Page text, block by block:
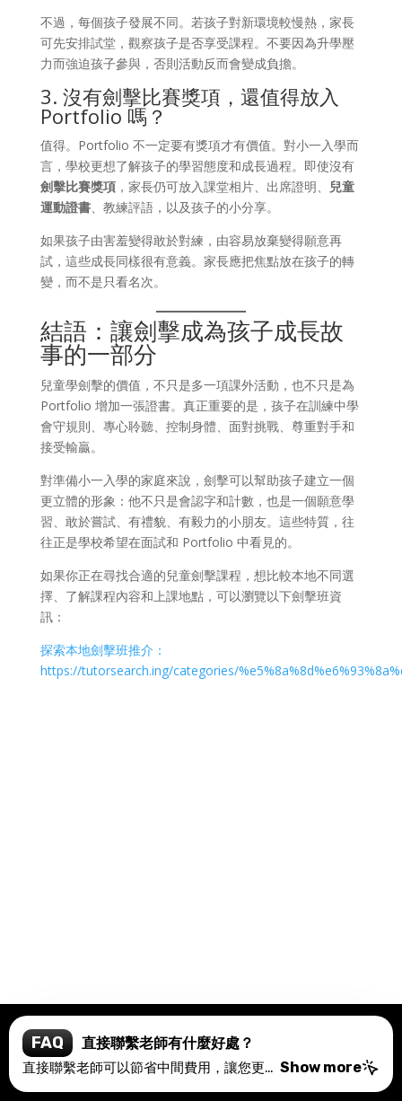
不過，每個孩子發展不同。若孩子對新環境較慢熱，家長
可先安排試堂，觀察孩子是否享受課程。不要因為升學壓
力而強迫孩子參與，否則活動反而會變成負擔。
3. 沒有劍擊比賽獎項，還值得放入
Portfolio 嗎？
值得。Portfolio 不一定要有獎項才有價值。對小一入學而
言，學校更想了解孩子的學習態度和成長過程。即使沒有
劍擊比賽獎項，家長仍可放入課堂相片、出席證明、
兒童
運動證書、教練評語，以及孩子的小分享。
如果孩子由害羞變得敢於對練，由容易放棄變得願意再
試，這些成長同樣很有意義。家長應把焦點放在孩子的轉
變，而不是只看名次。
結語：讓劍擊成為孩子成長故
事的一部分
兒童學劍擊的價值，不只是多一項課外活動，也不只是為
Portfolio 增加一張證書。真正重要的是，孩子在訓練中學
會守規則、專心聆聽、控制身體、面對挑戰、尊重對手和
接受輸贏。
對準備小一入學的家庭來說，劍擊可以幫助孩子建立一個
更立體的形象：他不只是會認字和計數，也是一個願意學
習、敢於嘗試、有禮貌、有毅力的小朋友。這些特質，往
往正是學校希望在面試和 Portfolio 中看見的。
如果你正在尋找合適的兒童劍擊課程，想比較本地不同選
擇、了解課程內容和上課地點，可以瀏覽以下劍擊班資
訊：
探索本地劍擊班推介：
https://tutorsearch.ing/categories/
FAQ
如何確保老師的質素？
我們的平台由擁有20多年教育經驗的Recital Music & Art Centre和Morris Solution支持。所有老師都經過嚴格篩選，確保他們具備專業資格和豐富教學經驗，為學生提供高質量的音樂教育。 Show more